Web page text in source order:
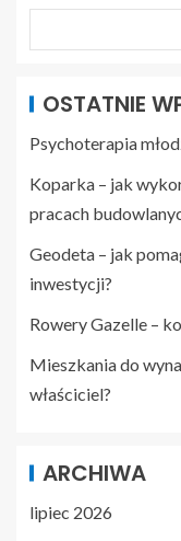
OSTATNIE
Psychoterapia
Koparka – jak
pracach
Geodeta – jak
inwestycji?
Rowery Gazelle –
Mieszkania do
właściciel?
ARCHIWA
lipiec 2026